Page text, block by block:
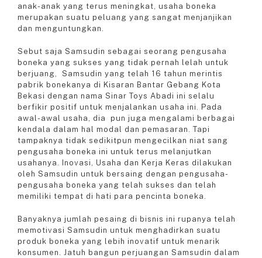
anak-anak yang terus meningkat, usaha boneka
merupakan suatu peluang yang sangat menjanjikan
dan menguntungkan.
Sebut saja Samsudin sebagai seorang pengusaha
boneka yang sukses yang tidak pernah lelah untuk
berjuang, Samsudin yang telah 16 tahun merintis
pabrik bonekanya di Kisaran Bantar Gebang Kota
Bekasi dengan nama Sinar Toys Abadi ini selalu
berfikir positif untuk menjalankan usaha ini. Pada
awal-awal usaha, dia pun juga mengalami berbagai
kendala dalam hal modal dan pemasaran. Tapi
tampaknya tidak sedikitpun mengecilkan niat sang
pengusaha boneka ini untuk terus melanjutkan
usahanya. Inovasi, Usaha dan Kerja Keras dilakukan
oleh Samsudin untuk bersaing dengan pengusaha-
pengusaha boneka yang telah sukses dan telah
memiliki tempat di hati para pencinta boneka.
Banyaknya jumlah pesaing di bisnis ini rupanya telah
memotivasi Samsudin untuk menghadirkan suatu
produk boneka yang lebih inovatif untuk menarik
konsumen. Jatuh bangun perjuangan Samsudin dalam